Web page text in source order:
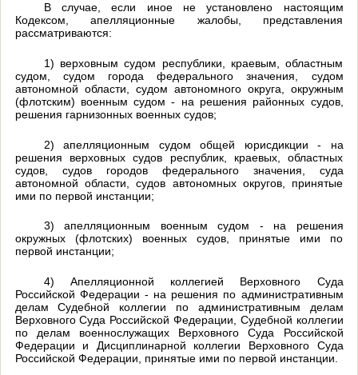
В случае, если иное не установлено настоящим
Кодексом, апелляционные жалобы, представления
рассматриваются:
1) верховным судом республики, краевым, областным
судом, судом города федерального значения, судом
автономной области, судом автономного округа, окружным
(флотским) военным судом - на решения районных судов,
решения гарнизонных военных судов;
2) апелляционным судом общей юрисдикции - на
решения верховных судов республик, краевых, областных
судов, судов городов федерального значения, суда
автономной области, судов автономных округов, принятые
ими по первой инстанции;
3) апелляционным военным судом - на решения
окружных (флотских) военных судов, принятые ими по
первой инстанции;
4) Апелляционной коллегией Верховного Суда
Российской Федерации - на решения по административным
делам Судебной коллегии по административным делам
Верховного Суда Российской Федерации, Судебной коллегии
по делам военнослужащих Верховного Суда Российской
Федерации и Дисциплинарной коллегии Верховного Суда
Российской Федерации, принятые ими по первой инстанции.